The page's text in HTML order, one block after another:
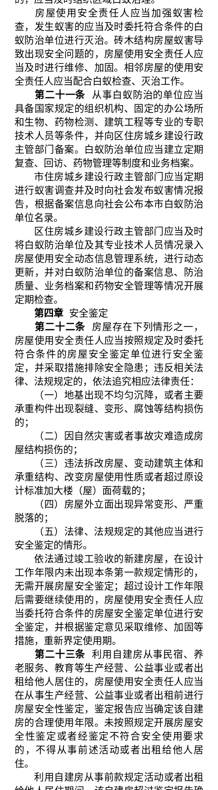
房屋使用安全责任人应当加强蚁害检
查，发生蚁害的应当及时委托符合条件的白
蚁防治单位进行灭治。砖木结构房屋蚁害导
致出现安全问题的，房屋使用安全责任人应
当及时进行维修、加固。相邻房屋的使用安
全责任人应当配合白蚁检查、灭治工作。
第二十一条 从事白蚁防治的单位应当
具备国家规定的组织机构、固定的办公场所
和生物、药物检测、建筑工程等专业的专职
技术人员等条件，并向区住房城乡建设行政
主管部门备案。白蚁防治单位应当建立定期
复查、回访、药物管理等制度和业务档案。
市住房城乡建设行政主管部门应当定期
进行蚁害调查并及时向社会发布蚁害情况报
告，根据备案信息向社会公布本市白蚁防治
单位名录。
区住房城乡建设行政主管部门应当及时
将白蚁防治单位及其专业技术人员情况录入
房屋使用安全动态信息管理系统，进行动态
更新，并对白蚁防治单位的备案信息、防治
质量、业务档案和药物安全管理等情况开展
定期检查。
第四章 安全鉴定
第二十二条 房屋存在下列情形之一，
房屋使用安全责任人应当按照规定及时委托
符合条件的房屋安全鉴定单位进行安全鉴
定，并采取措施排除安全隐患；违反相关法
律、法规规定的，依法追究相应法律责任：
（一）地基出现不均匀沉降，或者主要
承重构件出现裂缝、变形、腐蚀等结构损伤
的；
（二）因自然灾害或者事故灾难造成房
屋结构损伤的；
（三）违法拆改房屋、变动建筑主体和
承重结构、改变房屋使用性质或者超过原设
计标准加大楼（屋）面荷载的；
（四）房屋外立面出现异常变形、严重
脱落的；
（五）法律、法规规定的其他应当进行
安全鉴定的情形。
依法通过竣工验收的新建房屋，在设计
工作年限内未出现本条第一款规定情形的，
无需开展房屋安全鉴定；超过设计工作年限
后需要继续使用的，房屋使用安全责任人应
当委托符合条件的房屋安全鉴定单位进行安
全鉴定，并根据鉴定意见采取维修、加固等
措施，重新界定使用期。
第二十三条 利用自建房从事民宿、养
老服务、教育等生产经营、公益事业或者出
租给他人居住的，房屋使用安全责任人应当
在从事生产经营、公益事业或者出租前进行
房屋安全性鉴定，鉴定报告应当确定该自建
房的合理使用年限。未按照规定开展房屋安
全性鉴定或者经鉴定不符合安全使用要求
的，不得从事前述活动或者出租给他人居
住。
利用自建房从事前款规定活动或者出租